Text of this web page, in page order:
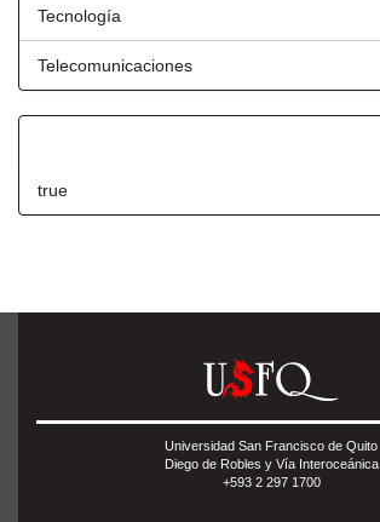
Tecnología
Telecomunicaciones
true
Universidad San Francisco de Quito
Diego de Robles y Vía Interoceánica
+593 2 297 1700